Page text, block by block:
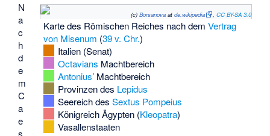
(c) Borsanovaat de.wikipedia CC BY-SA 3.0
Karte des Römischen Reiches nach dem Vertrag
von Misenum (39 v. Chr.)
Italien (Senat)
Octavians Machtbereich
Antonius’ Machtbereich
Provinzen des Lepidus
Seereich des Sextus Pompeius
Königreich Ägypten (Kleopatra)
Vasallenstaaten
N
a
c
h
d
e
m
C
a
e